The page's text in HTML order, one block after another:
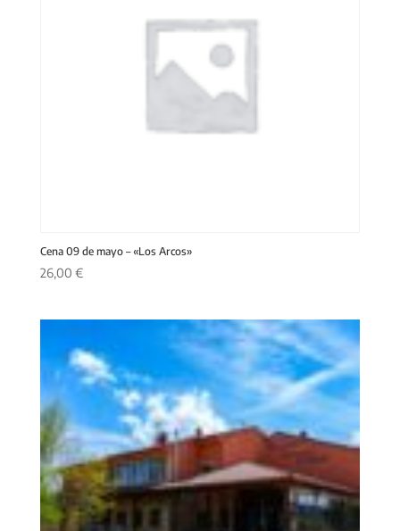
Cena 09 de mayo – «Los Arcos»
26,00 €